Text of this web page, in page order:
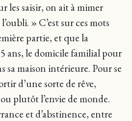
les saisir, on ait à mimer
» C’est sur ces mots
partie, et que la
ans, le domicile familial pour
sa maison intérieure. Pour se
d’une sorte de rêve,
plutôt l’envie de monde.
et d’abstinence, entre